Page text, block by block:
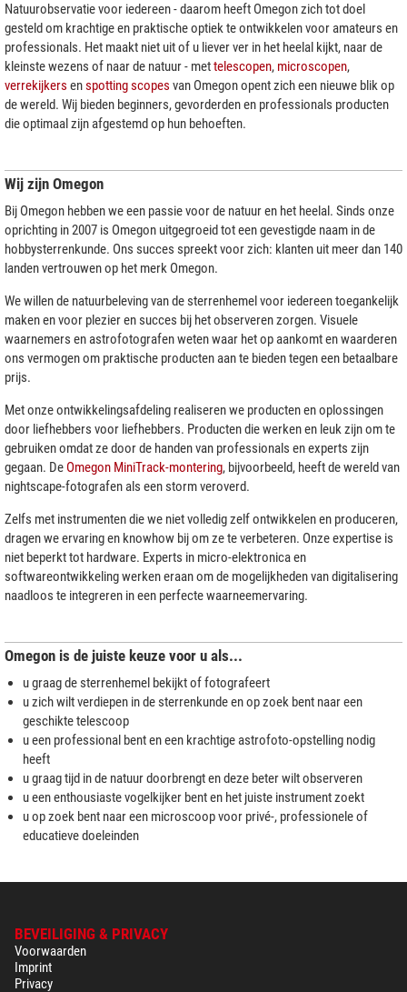
Natuurobservatie voor iedereen - daarom heeft Omegon zich tot doel
gesteld om krachtige en praktische optiek te ontwikkelen voor amateurs en
professionals. Het maakt niet uit of u liever ver in het heelal kijkt, naar de
kleinste wezens of naar de natuur - mettelescopen, microscopen,
verrekijkers enspotting scopes van Omegon opent zich een nieuwe blik op
de wereld. Wij bieden beginners, gevorderden en professionals producten
die optimaal zijn afgestemd op hun behoeften.
Wij zijn Omegon
Bij Omegon hebben we een passie voor de natuur en het heelal. Sinds onze
oprichting in 2007 is Omegon uitgegroeid tot een gevestigde naam in de
hobbysterrenkunde. Ons succes spreekt voor zich: klanten uit meer dan 140
landen vertrouwen op het merk Omegon.
We willen de natuurbeleving van de sterrenhemel voor iedereen toegankelijk
maken en voor plezier en succes bij het observeren zorgen. Visuele
waarnemers en astrofotografen weten waar het op aankomt en waarderen
ons vermogen om praktische producten aan te bieden tegen een betaalbare
prijs.
Met onze ontwikkelingsafdeling realiseren we producten en oplossingen
door liefhebbers voor liefhebbers. Producten die werken en leuk zijn om te
gebruiken omdat ze door de handen van professionals en experts zijn
gegaan. De Omegon MiniTrack-montering, bijvoorbeeld, heeft de wereld van
nightscape-fotografen als een storm veroverd.
Zelfs met instrumenten die we niet volledig zelf ontwikkelen en produceren,
dragen we ervaring en knowhow bij om ze te verbeteren. Onze expertise is
niet beperkt tot hardware. Experts in micro-elektronica en
softwareontwikkeling werken eraan om de mogelijkheden van digitalisering
naadloos te integreren in een perfecte waarneemervaring.
Omegon is de juiste keuze voor u als...
u graag de sterrenhemel bekijkt of fotografeert
u zich wilt verdiepen in de sterrenkunde en op zoek bent naar een
geschikte telescoop
u een professional bent en een krachtige astrofoto-opstelling nodig
heeft
u graag tijd in de natuur doorbrengt en deze beter wilt observeren
u een enthousiaste vogelkijker bent en het juiste instrument zoekt
u op zoek bent naar een microscoop voor privé-, professionele of
educatieve doeleinden
BEVEILIGING & PRIVACY
Voorwaarden
Imprint
Privacy